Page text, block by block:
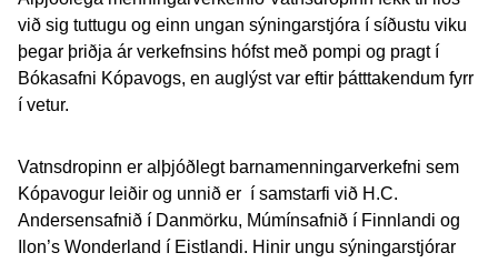
við sig tuttugu og einn ungan sýningarstjóra í síðustu viku
þegar þriðja ár verkefnsins hófst með pompi og pragt í
Bókasafni Kópavogs, en auglýst var eftir þátttakendum fyrr
í vetur.
Vatnsdropinn er alþjóðlegt barnamenningarverkefni sem
Kópavogur leiðir og unnið er í samstarfi við H.C.
Andersensafnið í Danmörku, Múmínsafnið í Finnlandi og
Ilon’s Wonderland í Eistlandi. Hinir ungu sýningarstjórar